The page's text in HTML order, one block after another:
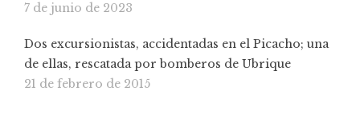
7 de junio de 2023
Dos excursionistas, accidentadas en el Picacho; una
de ellas, rescatada por bomberos de Ubrique
21 de febrero de 2015